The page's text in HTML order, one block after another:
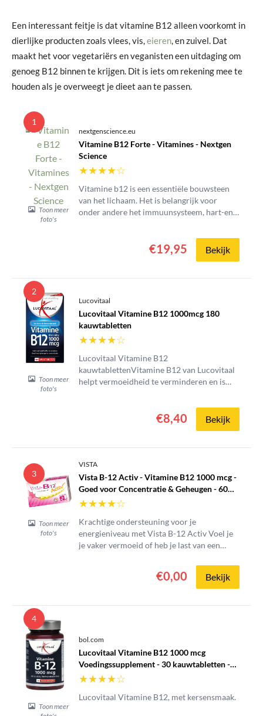
Een interessant feitje is dat vitamine B12 alleen voorkomt in
dierlijke producten zoals vlees, vis,eieren, en zuivel. Dat
maakt het voor vegetariërs en veganisten een uitdaging om
genoeg B12 binnen te krijgen. Dit is iets om rekening mee te
houden als je overweegt je dieet aan te passen.
1
Toon meer
foto's
nextgenscience.eu
Vitamine B12 Forte - Vitamines - Nextgen
Science
★★★★☆
Vitamine b12 is een essentiële bouwsteen
van het lichaam. Het is belangrijk voor
onder andere het immuunsysteem, hart-en
€19,95 Bekijk
2
Toon meer
foto's
Lucovitaal
Lucovitaal Vitamine B12 1000mcg 180
kauwtabletten
★★★★☆
Lucovitaal Vitamine B12
kauwtablettenVitamine B12 van Lucovitaal
helpt vermoeidheid te verminderen en is
van rode bloedcellen. Ook ondersteunt het
het afweersysteem van het lichaam en is het
€8,40 Bekijk
3
Toon meer
foto's
VISTA
Vista B-12 Activ - Vitamine B12 1000 mcg -
Goed voor Concentratie & Geheugen - 60
Smelttabletten - Tegen Vermoeidheid -
★★★★☆
Krachtige ondersteuning voor je
energieniveau met Vista B-12 Activ Voel je
je vaker vermoeid of heb je last van een
Activ is een hooggedoseerd vitamine B12-
supplement dat speciaal is ontwikkeld voor
een maximale opname door het...
€0,00 Bekijk
4
Toon meer
bol.com
Lucovitaal Vitamine B12 1000 mcg
Voedingssupplement - 30 kauwtabletten -
bosvruchtensmaak
★★★★☆
Lucovitaal Vitamine B12, met kersensmaak.